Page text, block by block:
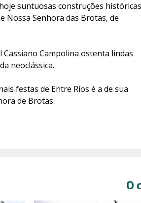
suntuosas construções históricas
Nossa Senhora das Brotas, de
Cassiano Campolina ostenta lindas
neoclássica.
festas de Entre Rios é a de sua
de Brotas.
O